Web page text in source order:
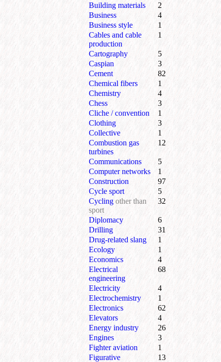
Building materials
2
Business
4
Business style
1
Cables and cable
production
1
Cartography
5
Caspian
3
Cement
82
Chemical fibers
1
Chemistry
4
Chess
3
Cliche / convention
1
Clothing
3
Collective
1
Combustion gas
turbines
12
Communications
5
Computer networks
1
Construction
97
Cycle sport
5
Cycling other than
sport
32
Diplomacy
6
Drilling
31
Drug-related slang
1
Ecology
1
Economics
4
Electrical
engineering
68
Electricity
4
Electrochemistry
1
Electronics
62
Elevators
4
Energy industry
26
Engines
3
Fighter aviation
1
Figurative
13